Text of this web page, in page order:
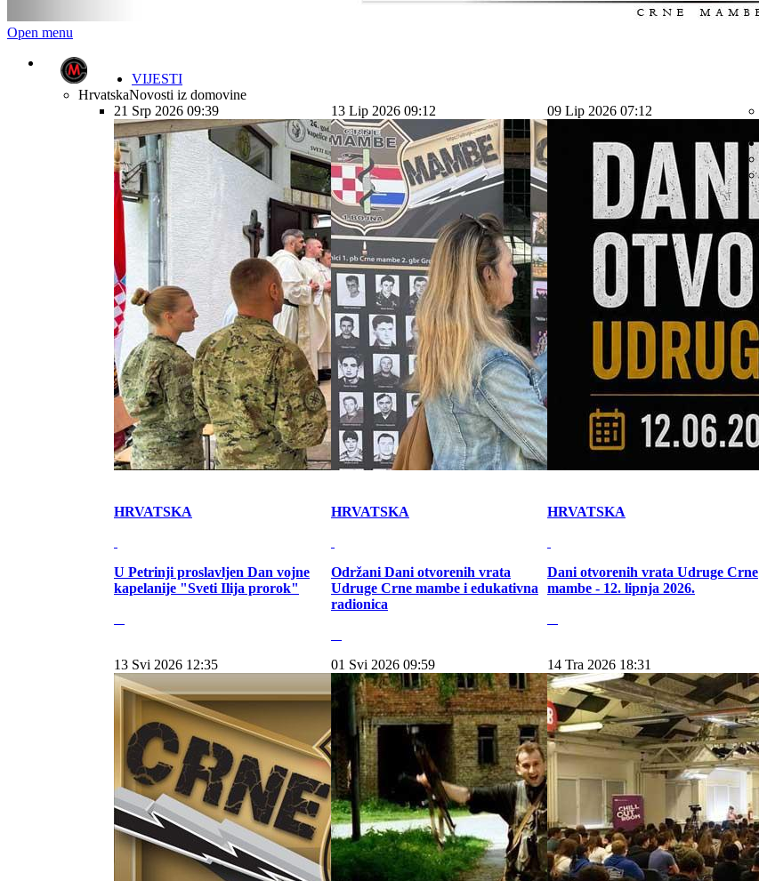
Open menu
VIJESTI
HrvatskaNovosti iz domovine
21 Srp 2026 09:39
HRVATSKA
U Petrinji proslavljen Dan vojne
kapelanije "Sveti Ilija prorok"
13 Lip 2026 09:12
HRVATSKA
Održani Dani otvorenih vrata
Udruge Crne mambe i edukativna
radionica
09 Lip 2026 07:12
HRVATSKA
Dani otvorenih vrata Udruge Crne
mambe - 12. lipnja 2026.
13 Svi 2026 12:35 01 Svi 2026 09:59 14 Tra 2026 18:31